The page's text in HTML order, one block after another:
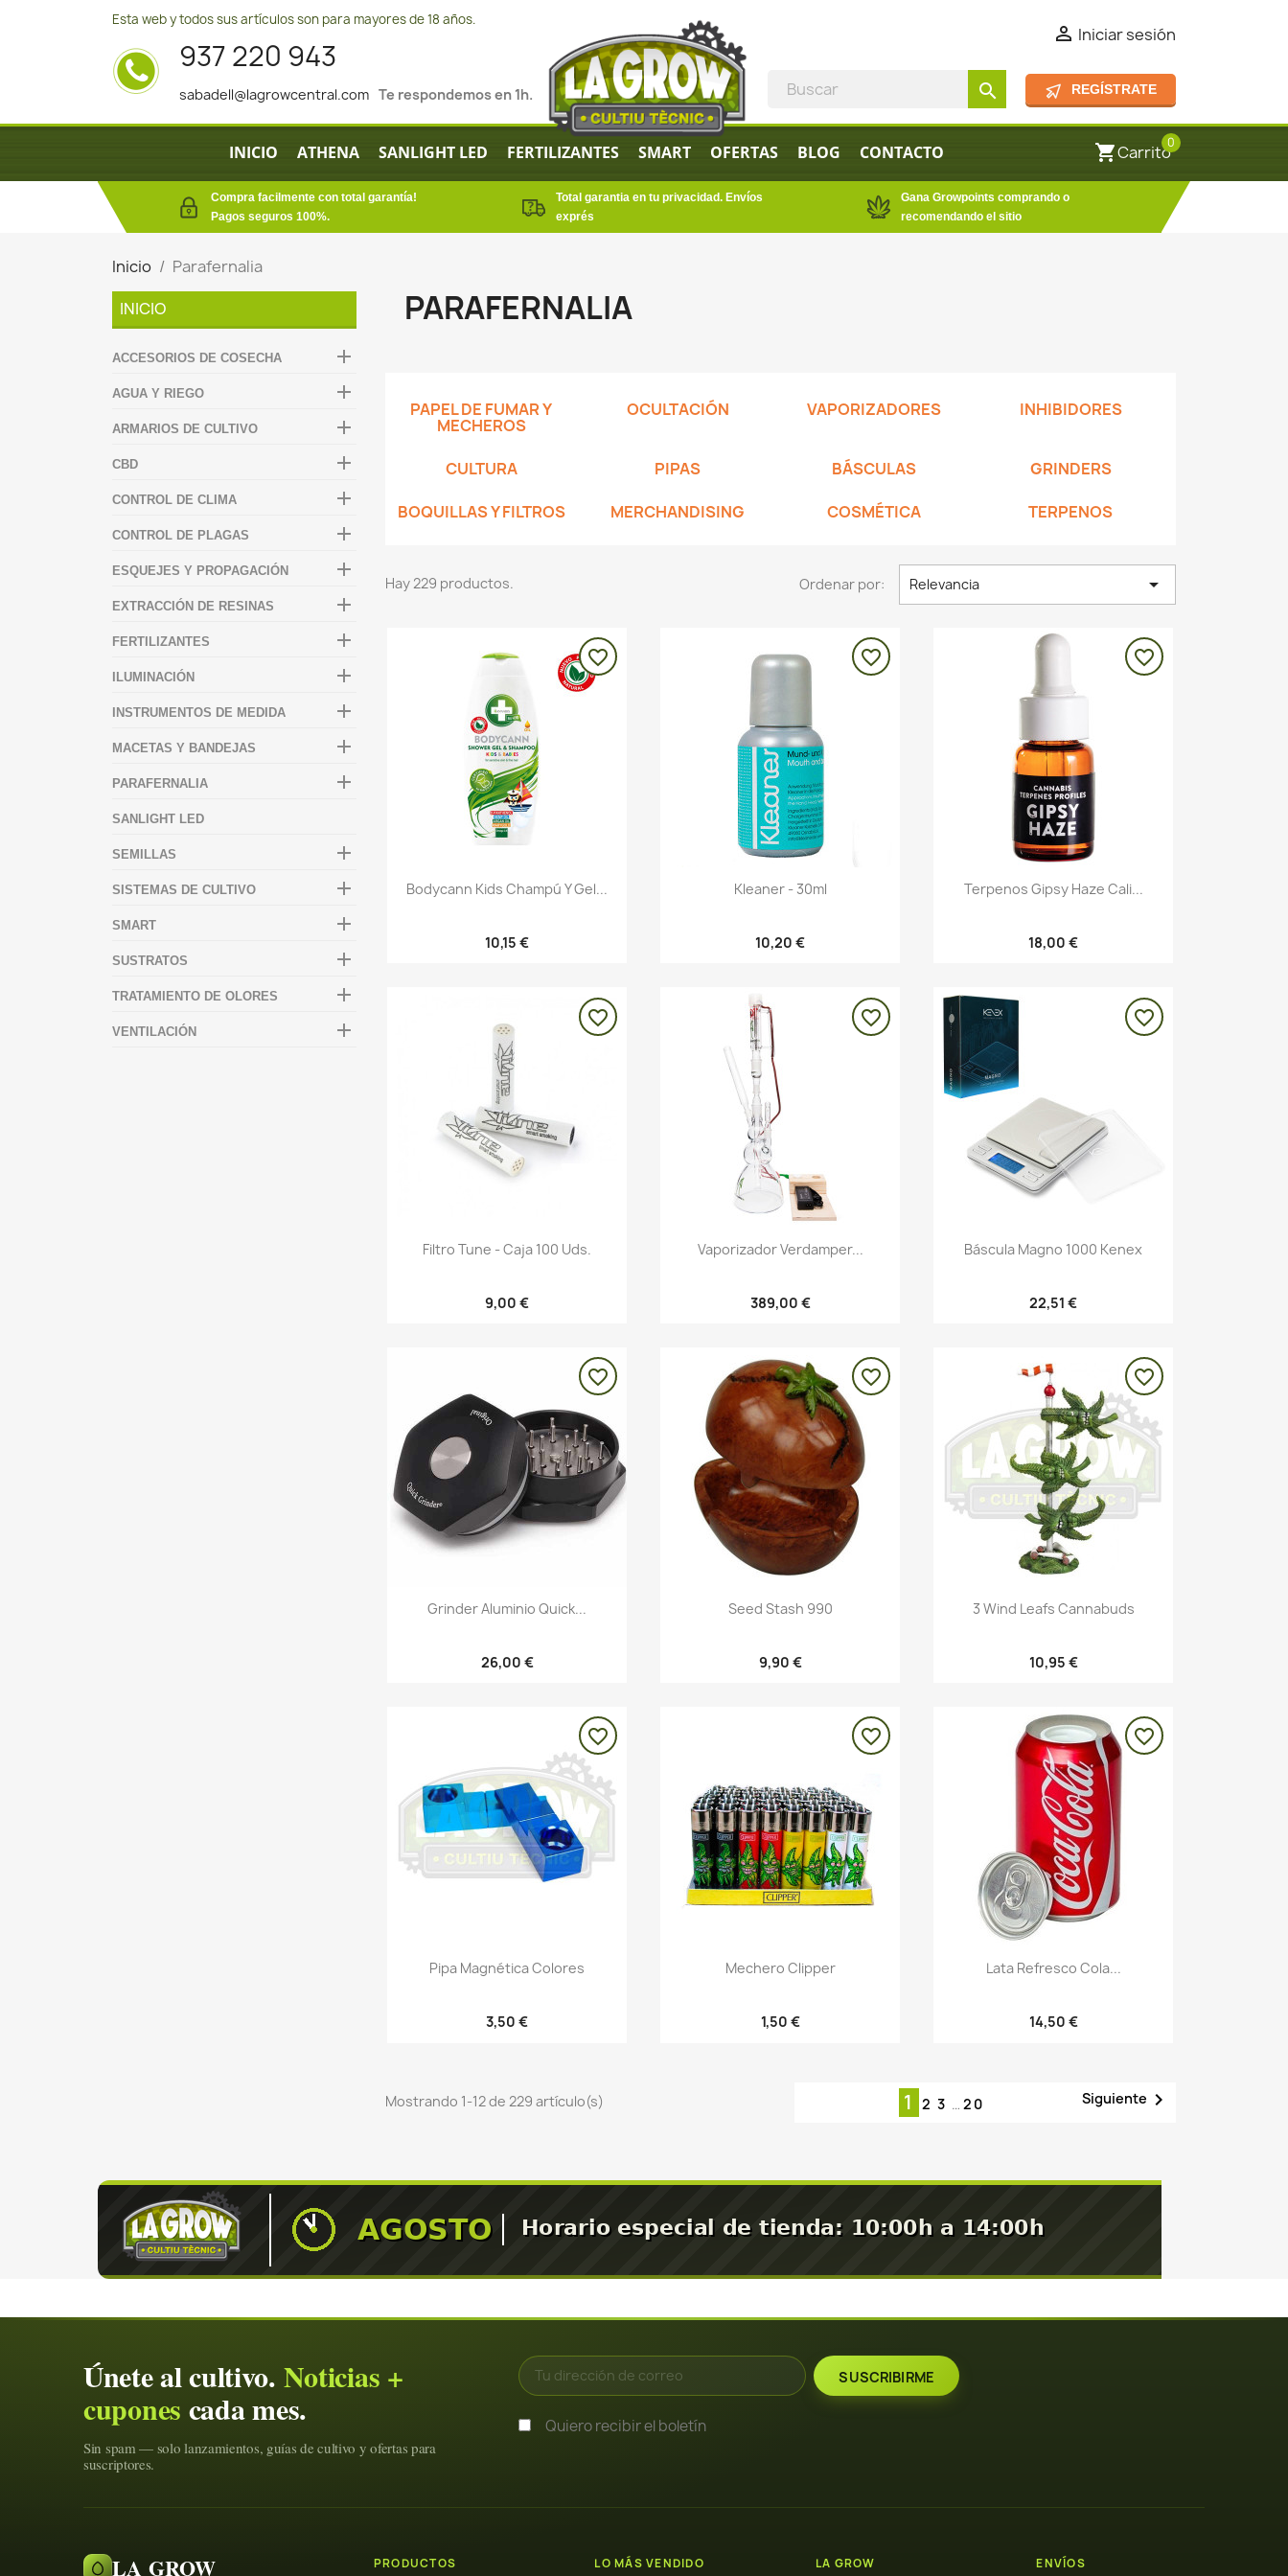
Esta web y todos sus artículos son para mayores de 18 años.
 Iniciar sesión
search REGÍSTRATE
937 220 943
sabadell@lagrowcentral.com Te respondemos en 1h.
INICIO ATHENA SANLIGHT LED FERTILIZANTES SMART OFERTAS BLOG CONTACTO shopping_cartCarrito0
Compra facilmente con total garantía!
Pagos seguros 100%.
Total garantia en tu privacidad. Envíos
exprés
Gana Growpoints comprando o
recomendando el sitio
Inicio
Parafernalia
INICIO
ACCESORIOS DE COSECHA 
AGUA Y RIEGO 
ARMARIOS DE CULTIVO 
CBD 
CONTROL DE CLIMA 
CONTROL DE PLAGAS 
ESQUEJES Y PROPAGACIÓN 
EXTRACCIÓN DE RESINAS 
FERTILIZANTES 
ILUMINACIÓN 
INSTRUMENTOS DE MEDIDA 
MACETAS Y BANDEJAS 
PARAFERNALIA 
SANLIGHT LED
SEMILLAS 
SISTEMAS DE CULTIVO 
SMART 
SUSTRATOS 
TRATAMIENTO DE OLORES 
VENTILACIÓN 
PARAFERNALIA
PAPEL DE FUMAR Y
MECHEROS
OCULTACIÓN VAPORIZADORES INHIBIDORES
CULTURA PIPAS BÁSCULAS GRINDERS
BOQUILLAS Y FILTROS MERCHANDISING COSMÉTICA TERPENOS
Hay 229 productos. Ordenar por: Relevancia 
 Vista rápida
Bodycann Kids Champú Y Gel...
10,15 €
favorite_border
Vista rápida
Kleaner - 30ml
10,20 €
favorite_border
Vista rápida
Terpenos Gipsy Haze Cali...
18,00 €
favorite_border
Vista rápida
Filtro Tune - Caja 100 Uds.
9,00 €
favorite_border
Vista rápida
Vaporizador Verdamper...
389,00 €
favorite_border
Vista rápida
Báscula Magno 1000 Kenex
22,51 €
favorite_border
Vista rápida
Grinder Aluminio Quick...
26,00 €
favorite_border
Vista rápida
Seed Stash 990
9,90 €
favorite_border
 Vista rápida
3 Wind Leafs Cannabuds
10,95 €
favorite_border
Vista rápida
Pipa Magnética Colores
3,50 €
favorite_border
Vista rápida
Mechero Clipper
1,50 €
favorite_border
Vista rápida
Lata Refresco Cola...
14,50 €
favorite_border
Mostrando 1-12 de 229 artículo(s) 1 2 3 … 20 Siguiente 
Únete al cultivo. Noticias +
cupones cada mes.
Sin spam — solo lanzamientos, guías de cultivo y ofertas para
suscriptores.
Quiero recibir el boletín
LA GROW PRODUCTOS LO MÁS VENDIDO LA GROW ENVÍOS